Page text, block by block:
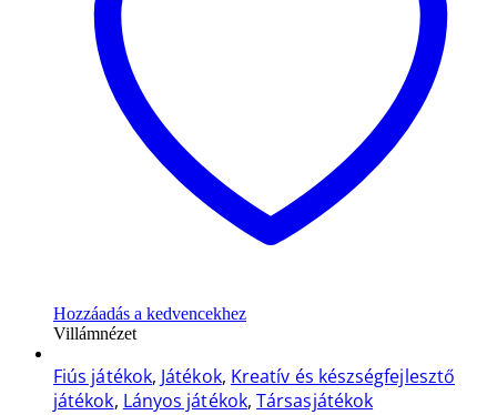
Hozzáadás a kedvencekhez
Villámnézet
Fiús játékok, Játékok, Kreatív és készségfejlesztő
játékok, Lányos játékok,Társasjátékok